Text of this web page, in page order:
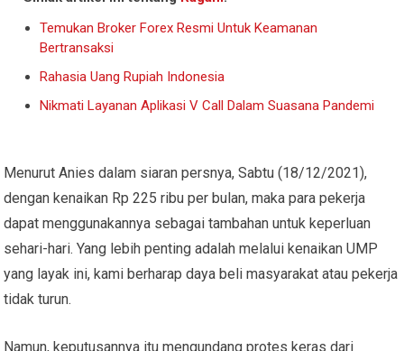
Temukan Broker Forex Resmi Untuk Keamanan
Bertransaksi
Rahasia Uang Rupiah Indonesia
Nikmati Layanan Aplikasi V Call Dalam Suasana Pandemi
Menurut Anies dalam siaran persnya, Sabtu (18/12/2021),
dengan kenaikan Rp 225 ribu per bulan, maka para pekerja
dapat menggunakannya sebagai tambahan untuk keperluan
sehari-hari. Yang lebih penting adalah melalui kenaikan UMP
yang layak ini, kami berharap daya beli masyarakat atau pekerja
tidak turun.
Namun, keputusannya itu mengundang protes keras dari